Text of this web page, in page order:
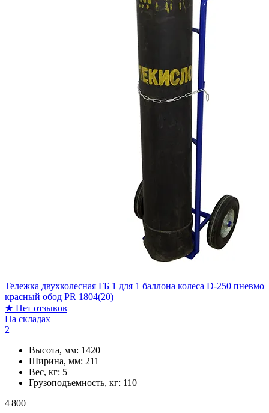
Тележка двухколесная ГБ 1 для 1 баллона колеса D-250 пневмо
красный обод PR 1804(20)
★ Нет отзывов
На складах
2
Высота, мм: 1420
Ширина, мм: 211
Вес, кг: 5
Грузоподъемность, кг: 110
4 800